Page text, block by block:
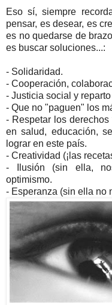
Eso sí, siempre
pensar, es desear, es
es no quedarse de
es buscar soluciones...:
- Solidaridad.
- Cooperación,
- Justicia social y
- Que no "paguen" los
- Respetar los
en salud, educación,
lograr en este país.
- Creatividad (¡las
- Ilusión (sin ella,
optimismo.
- Esperanza (sin ella no